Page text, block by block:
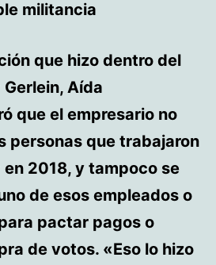
militancia
que hizo dentro del
Aída
que el empresario no
personas que trabajaron
2018, y tampoco se
de esos empleados o
pactar pagos o
de votos. «Eso lo hizo